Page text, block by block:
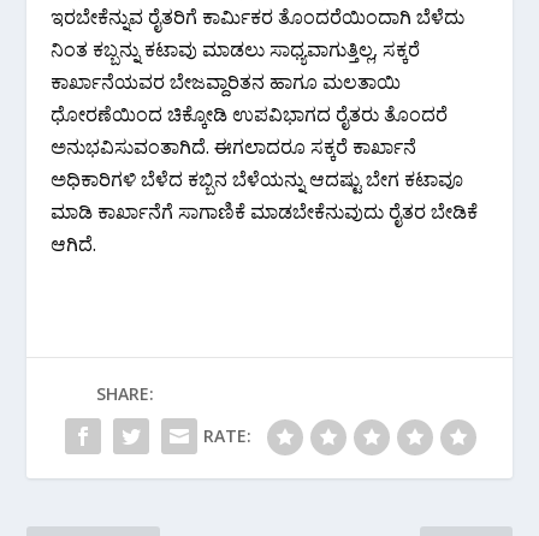
ಇರಬೇಕೆನ್ನುವ ರೈತರಿಗೆ ಕಾರ್ಮಿಕರ ತೊಂದರೆಯಿಂದಾಗಿ ಬೆಳೆದು
ನಿಂತ ಕಬ್ಬನ್ನು ಕಟಾವು ಮಾಡಲು ಸಾಧ್ಯವಾಗುತ್ತಿಲ್ಲ, ಸಕ್ಕರೆ
ಕಾರ್ಖಾನೆಯವರ ಬೇಜವ್ದಾರಿತನ ಹಾಗೂ ಮಲತಾಯಿ
ಧೋರಣೆಯಿಂದ ಚಿಕ್ಕೋಡಿ ಉಪವಿಭಾಗದ ರೈತರು ತೊಂದರೆ
ಅನುಭವಿಸುವಂತಾಗಿದೆ. ಈಗಲಾದರೂ ಸಕ್ಕರೆ ಕಾರ್ಖಾನೆ
ಅಧಿಕಾರಿಗಳಿ ಬೆಳೆದ ಕಬ್ಬಿನ ಬೆಳೆಯನ್ನು ಆದಷ್ಟು ಬೇಗ ಕಟಾವೂ
ಮಾಡಿ ಕಾರ್ಖಾನೆಗೆ ಸಾಗಾಣಿಕೆ ಮಾಡಬೇಕೆನುವುದು ರೈತರ ಬೇಡಿಕೆ
ಆಗಿದೆ.
SHARE:
RATE: